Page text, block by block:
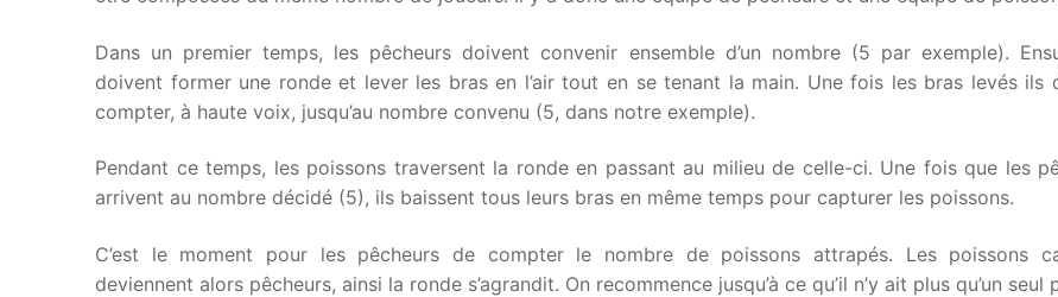
Dans un premier temps, les pêcheurs doivent convenir ensemble d’un nombre (5 par exemple).
doivent former une ronde et lever les bras en l’air tout en se tenant la main. Une fois les bras levés ils
compter, à haute voix, jusqu’au nombre convenu (5, dans notre exemple).
Pendant ce temps, les poissons traversent la ronde en passant au milieu de celle-ci. Une fois que les
arrivent au nombre décidé (5), ils baissent tous leurs bras en même temps pour capturer les poissons.
C’est le moment pour les pêcheurs de compter le nombre de poissons attrapés. Les poissons
deviennent alors pêcheurs, ainsi la ronde s’agrandit. On recommence jusqu’à ce qu’il n’y ait plus qu’un seul